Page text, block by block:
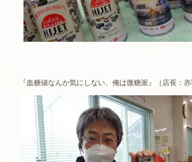
『血糖値なんか気にしない、俺は微糖派』（店長：赤